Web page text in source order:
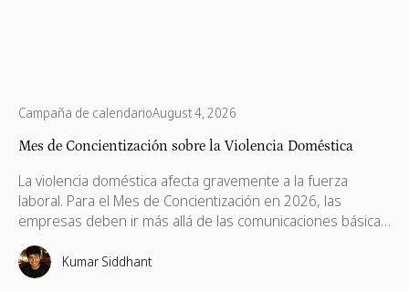
Campaña de calendarioAugust 4, 2026
Mes de Concientización sobre la Violencia Doméstica
La violencia doméstica afecta gravemente a la fuerza
laboral. Para el Mes de Concientización en 2026, las
empresas deben ir más allá de las comunicaciones básicas
e implementar políticas de apoyo, ayudas financieras,
capacitación remota para gerentes y voluntariado basado
en habilidades.
Kumar Siddhant